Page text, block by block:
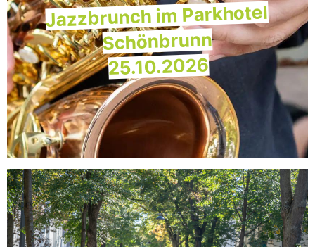
Jazzbrunch im Parkhotel
Schönbrunn
25.10.2026